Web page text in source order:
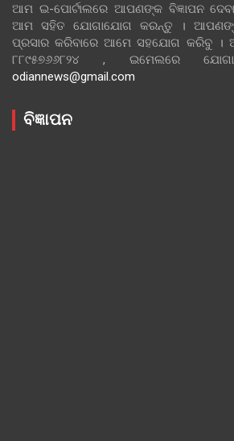
ଆମ ଇ-ପୋର୍ଟାଲରେ ଆପଣଙ୍କ ବିଜ୍ଞାପନ
ଆମ ସହିତ ଯୋଗାଯୋଗ କରନ୍ତୁ ।
ପ୍ରସାର କରିବାରେ ଆମେ ସହଯୋଗ କରିବୁ ।
୮୮୯୫୭୬୬୮୨୪ , ଇମେଲରେ
odiannews@gmail.com
ବିଜ୍ଞାପନ